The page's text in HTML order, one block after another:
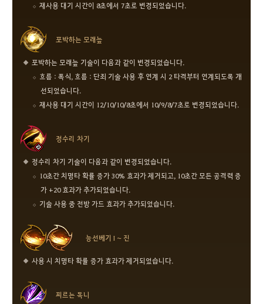
재사용 대기 시간이 8초에서 7초로 변경되었습니다.
포박하는 모래늪
포박하는 모래늪 기술이 다음과 같이 변경되었습니다.
흐름 : 폭식, 흐름 : 단죄 기술 사용 후 연계 시 2 타격부터 연계되도록 개
선되었습니다.
재사용 대기 시간이 12/10/10/8초에서 10/9/8/7초로 변경되었습니다.
정수리 차기
정수리 차기 기술이 다음과 같이 변경되었습니다.
10초간 치명타 확률 증가 30% 효과가 제거되고, 10초간 모든 공격력 증
가 +20 효과가 추가되었습니다.
기술 사용 중 전방 가드 효과가 추가되었습니다.
능선베기 I ~ 진
사용 시 치명타 확률 증가 효과가 제거되었습니다.
찌르는 독니